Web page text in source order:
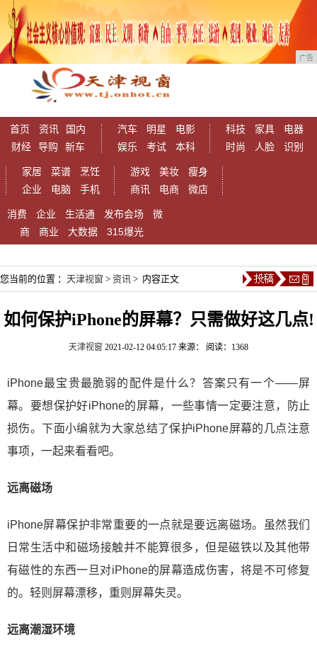
广告
首页 资讯
国内
财经
导购 新车
汽车 明星
电影
娱乐
考试 本科
科技 家具
电器
时尚
人脸 识别
家居 菜谱
烹饪
企业
电脑 手机
游戏 美妆
瘦身
商讯
电商 微店
消费 企业 生活通 发布会场
微
商
商业 大数据 315爆光
您当前的位置 ： 天津视窗 > 资讯 > 内容正文
如何保护iPhone的屏幕？只需做好这几点!
天津视窗 2021-02-12 04:05:17 来源： 阅读：1368
iPhone最宝贵最脆弱的配件是什么？答案只有一个——屏
幕。要想保护好iPhone的屏幕，一些事情一定要注意，防止
损伤。下面小编就为大家总结了保护iPhone屏幕的几点注意
事项，一起来看看吧。
远离磁场
iPhone屏幕保护非常重要的一点就是要远离磁场。虽然我们
日常生活中和磁场接触并不能算很多，但是磁铁以及其他带
有磁性的东西一旦对iPhone的屏幕造成伤害，将是不可修复
的。轻则屏幕漂移，重则屏幕失灵。
远离潮湿环境